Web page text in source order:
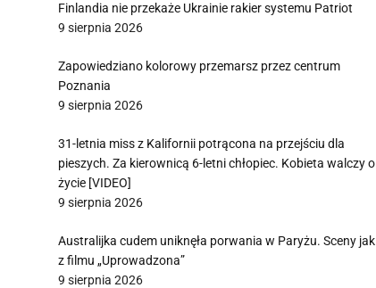
Finlandia nie przekaże Ukrainie rakier systemu Patriot
9 sierpnia 2026
Zapowiedziano kolorowy przemarsz przez centrum
Poznania
9 sierpnia 2026
31-letnia miss z Kalifornii potrącona na przejściu dla
pieszych. Za kierownicą 6-letni chłopiec. Kobieta walczy o
życie [VIDEO]
9 sierpnia 2026
Australijka cudem uniknęła porwania w Paryżu. Sceny jak
z filmu „Uprowadzona”
9 sierpnia 2026